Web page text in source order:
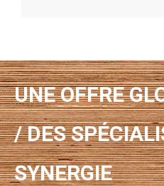
UNE OFFRE
/ DES
SYNERGIE